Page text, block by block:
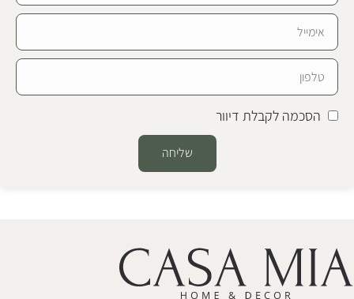
הסכמה לקבלת דיוור
שליחה